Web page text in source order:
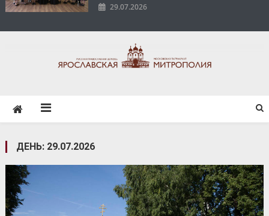
29.07.2026
ДЕНЬ: 29.07.2026